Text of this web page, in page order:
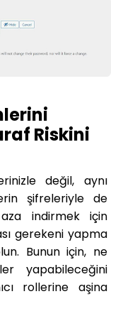
Riskini
değil, aynı
şifreleriyle de
indirmek için
gerekeni yapma
Bunun için, ne
yapabileceğini
rollerine aşina